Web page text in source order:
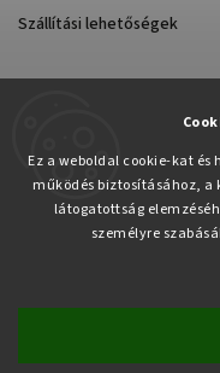
Ez a weboldal cookie-kat
működés biztosításához, a
látogatottság
személyre
Szállítási lehetőségek
Copyright 2026
Süti